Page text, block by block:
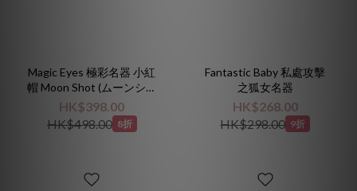
Magic Eyes 極彩名器 小紅
帽 Moon Shot (ムーンショ
ット)
HK$398.00
HK$498.00 8折
Fantastic Baby 私處攻擊
之狐女名器
HK$268.00
HK$298.00 9折